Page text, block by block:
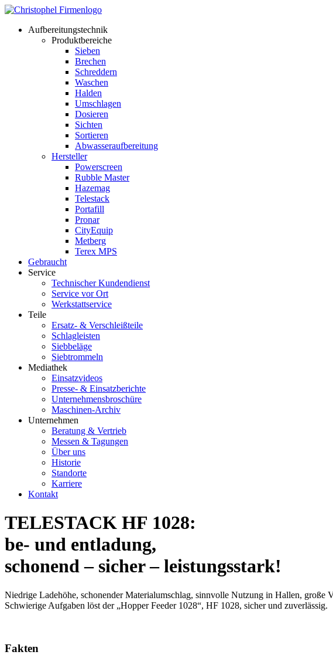
Aufbereitungstechnik
Produktbereiche
Sieben
Brechen
Schreddern
Waschen
Halden
Umschlagen
Dosieren
Sichten
Sortieren
Abwasseraufbereitung
Hersteller
Powerscreen
Rubble Master
Hazemag
Telestack
Portafill
Pronar
CityEquip
Metberg
Terex MPS
Gebraucht
Service
Technischer Kundendienst
Service vor Ort
Werkstattservice
Teile
Ersatz- & Verschleißteile
Schlagleisten
Siebbeläge
Siebtrommeln
Mediathek
Einsatzvideos
Presse- & Einsatzberichte
Unternehmensbroschüre
Maschinen-Archiv
Unternehmen
Beratung & Vertrieb
Messen & Tagungen
Über uns
Historie
Standorte
Karriere
Kontakt
TELESTACK HF 1028:
be- und entladung,
schonend – sicher – leistungsstark!
Niedrige Ladehöhe, schonender Materialumschlag, sinnvolle Nutzung in Hallen, große
Schwierige Aufgaben löst der „Hopper Feeder 1028“, HF 1028, sicher und zuverlässig.
Fakten